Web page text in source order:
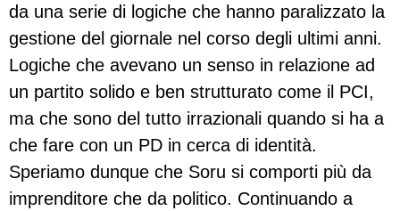
da una serie di logiche che hanno paralizzato la
gestione del giornale nel corso degli ultimi anni.
Logiche che avevano un senso in relazione ad
un partito solido e ben strutturato come il PCI,
ma che sono del tutto irrazionali quando si ha a
che fare con un PD in cerca di identità.
Speriamo dunque che Soru si comporti più da
imprenditore che da politico. Continuando a